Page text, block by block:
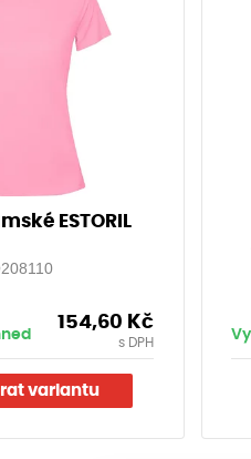
ESTORIL
154,60 Kč
s DPH
variantu